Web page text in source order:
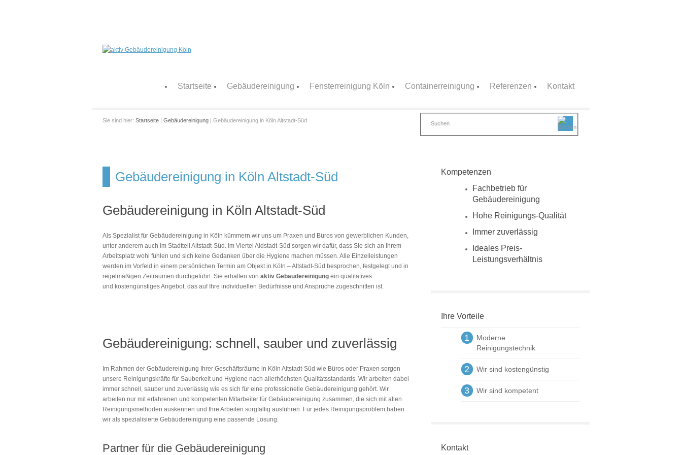
Startseite Gebäudereinigung Fensterreinigung Köln Containerreinigung Referenzen Kontakt
Sie sind hier: Startseite | Gebäudereinigung | Gebäudereinigung in Köln Altstadt-Süd
Gebäudereinigung in Köln Altstadt-Süd
Gebäudereinigung in Köln Altstadt-Süd
Als Spezialist für Gebäudereinigung in Köln kümmern wir uns um Praxen und Büros von gewerblichen Kunden,
unter anderem auch im Stadtteil Altstadt-Süd. Im Viertel Aldstadt-Süd sorgen wir dafür, dass Sie sich an Ihrem
Arbeitsplatz wohl fühlen und sich keine Gedanken über die Hygiene machen müssen. Alle Einzelleistungen
werden im Vorfeld in einem persönlichen Termin am Objekt in Köln – Altstadt-Süd besprochen, festgelegt und in
regelmäßigen Zeiträumen durchgeführt. Sie erhalten von aktiv Gebäudereinigung ein qualitatives
und kostengünstiges Angebot, das auf Ihre individuellen Bedürfnisse und Ansprüche zugeschnitten ist.
Gebäudereinigung: schnell, sauber und zuverlässig
Im Rahmen der Gebäudereinigung Ihrer Geschäftsräume in Köln Altstadt-Süd wie Büros oder Praxen sorgen
unsere Reinigungskräfte für Sauberkeit und Hygiene nach allerhöchsten Qualitätsstandards. Wir arbeiten dabei
immer schnell, sauber und zuverlässig wie es sich für eine professionelle Gebäudereinigung gehört. Wir
arbeiten nur mit erfahrenen und kompetenten Mitarbeiter für Gebäudereinigung zusammen, die sich mit allen
Reinigungsmethoden auskennen und Ihre Arbeiten sorgfältig ausführen. Für jedes Reinigungsproblem haben
wir als spezialisierte Gebäudereinigung eine passende Lösung.
Partner für die Gebäudereinigung
Kompetenzen
Fachbetrieb für
Gebäudereinigung
Hohe Reinigungs-Qualität
Immer zuverlässig
Ideales Preis-
Leistungsverhältnis
Ihre Vorteile
1
Moderne
Reinigungstechnik
2 Wir sind kostengünstig
3 Wir sind kompetent
Kontakt